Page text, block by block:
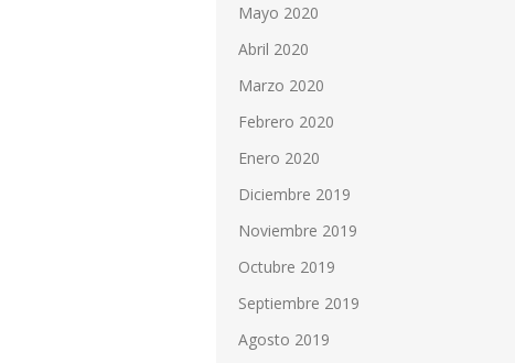
Mayo 2020
Abril 2020
Marzo 2020
Febrero 2020
Enero 2020
Diciembre 2019
Noviembre 2019
Octubre 2019
Septiembre 2019
Agosto 2019